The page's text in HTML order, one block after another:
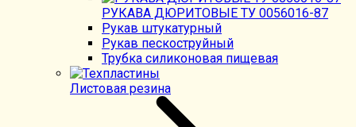
РУКАВА ДЮРИТОВЫЕ ТУ 0056016-87
Рукав штукатурный
Рукав пескоструйный
Трубка силиконовая пищевая
Листовая резина